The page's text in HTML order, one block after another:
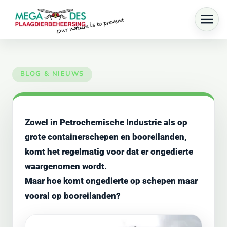
Skip to main content
Zowel in Petrochemische Industrie als op
grote containerschepen en booreilanden,
komt het regelmatig voor dat er ongedierte
waargenomen wordt.
Maar hoe komt ongedierte op schepen maar
vooral op booreilanden?